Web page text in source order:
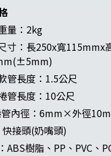
量：2kg
寸：長250x寬115mmx
管長度：1.5公尺
管長度：10公尺
內徑：6mm×外徑
接頭(奶嘴頭)
ABS樹脂、PP、PVC、